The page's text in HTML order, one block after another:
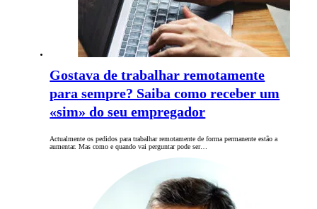
Gostava de trabalhar remotamente
para sempre? Saiba como receber um
«sim» do seu empregador
Actualmente os pedidos para trabalhar remotamente de forma permanente estão a
aumentar. Mas como e quando vai perguntar pode ser…